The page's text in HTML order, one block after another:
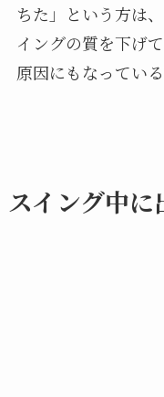
ちた」という方は
イングの質を下げ
原因にもなってい
スイング中